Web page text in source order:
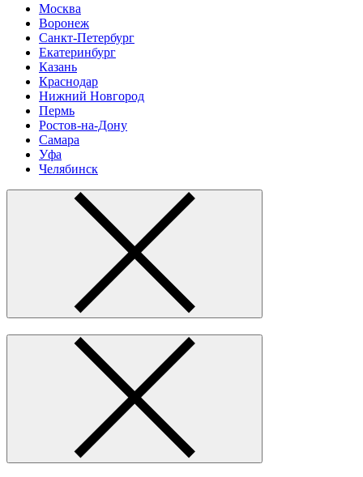
Москва
Воронеж
Санкт-Петербург
Екатеринбург
Казань
Краснодар
Нижний Новгород
Пермь
Ростов-на-Дону
Самара
Уфа
Челябинск